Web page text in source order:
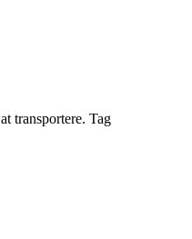
transportere. Tag